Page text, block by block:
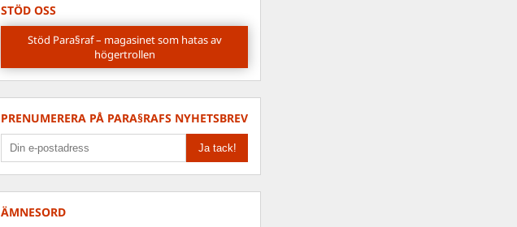
STÖD OSS
Stöd Para§raf – magasinet som hatas av
högertrollen
PRENUMERERA PÅ PARA§RAFS NYHETSBREV
ÄMNESORD